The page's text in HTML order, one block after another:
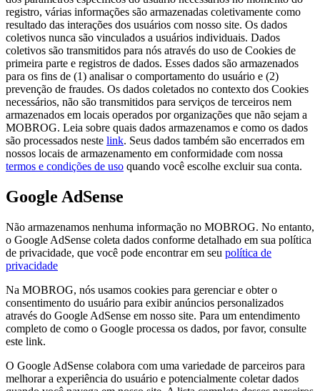
registro, várias informações são armazenadas coletivamente como
resultado das interações dos usuários com nosso site. Os dados
coletivos nunca são vinculados a usuários individuais. Dados
coletivos são transmitidos para nós através do uso de Cookies de
primeira parte e registros de dados. Esses dados são armazenados
para os fins de (1) analisar o comportamento do usuário e (2)
prevenção de fraudes. Os dados coletados no contexto dos Cookies
necessários, não são transmitidos para serviços de terceiros nem
armazenados em locais operados por organizações que não sejam a
MOBROG. Leia sobre quais dados armazenamos e como os dados
são processados neste link. Seus dados também são encerrados em
nossos locais de armazenamento em conformidade com nossa
termos e condições de uso quando você escolhe excluir sua conta.
Google AdSense
Não armazenamos nenhuma informação no MOBROG. No entanto,
o Google AdSense coleta dados conforme detalhado em sua política
de privacidade, que você pode encontrar em seu política de
privacidade
Na MOBROG, nós usamos cookies para gerenciar e obter o
consentimento do usuário para exibir anúncios personalizados
através do Google AdSense em nosso site. Para um entendimento
completo de como o Google processa os dados, por favor, consulte
este link.
O Google AdSense colabora com uma variedade de parceiros para
melhorar a experiência do usuário e potencialmente coletar dados